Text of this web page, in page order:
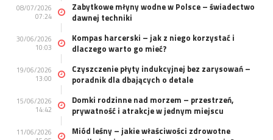
08/07/2026
07:24
Zabytkowe młyny wodne w Polsce – świadectwo
dawnej techniki
30/06/2026
10:03
Kompas harcerski – jak z niego korzystać i
dlaczego warto go mieć?
19/06/2026
13:00
Czyszczenie płyty indukcyjnej bez zarysowań –
poradnik dla dbających o detale
15/06/2026
14:42
Domki rodzinne nad morzem – przestrzeń,
prywatność i atrakcje w jednym miejscu
11/06/2026
Miód leśny – jakie właściwości zdrowotne